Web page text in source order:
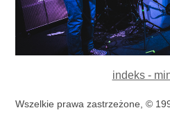
indeks -
Wszelkie prawa zastrzeżone, ©